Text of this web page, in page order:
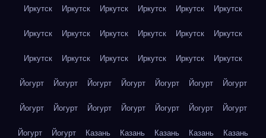
Иркутск Иркутск Иркутск Иркутск Иркутск Иркутск
Иркутск Иркутск Иркутск Иркутск Иркутск Иркутск
Иркутск Иркутск Иркутск Иркутск Иркутск Иркутск
Йогурт Йогурт Йогурт Йогурт Йогурт Йогурт Йогурт
Йогурт Йогурт Йогурт Йогурт Йогурт Йогурт Йогурт
Йогурт Йогурт Казань Казань Казань Казань Казань